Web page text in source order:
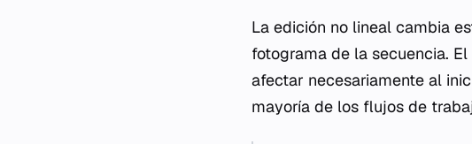
La edición no lineal cambia
fotograma de la secuencia.
afectar necesariamente al
mayoría de los flujos de